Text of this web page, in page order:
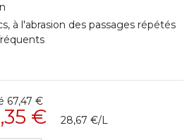
à l'abrasion des passages répétés
67,47 €
€ 28,67 €/L